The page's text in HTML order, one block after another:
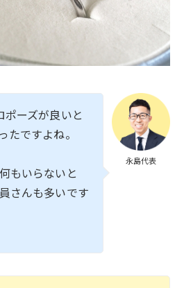
永島代表
ーズが良いと
たですよね。
もいらないと
さんも多いです